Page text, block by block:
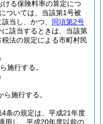
る保険料率の算定につ
ついては、当該第1号被
当し、かつ、 同項第2号
該当するときは、当該第
法の規定による市町村民
施行する。
施行する。
条の規定は、平成21年度
用し、平成20年度以前の